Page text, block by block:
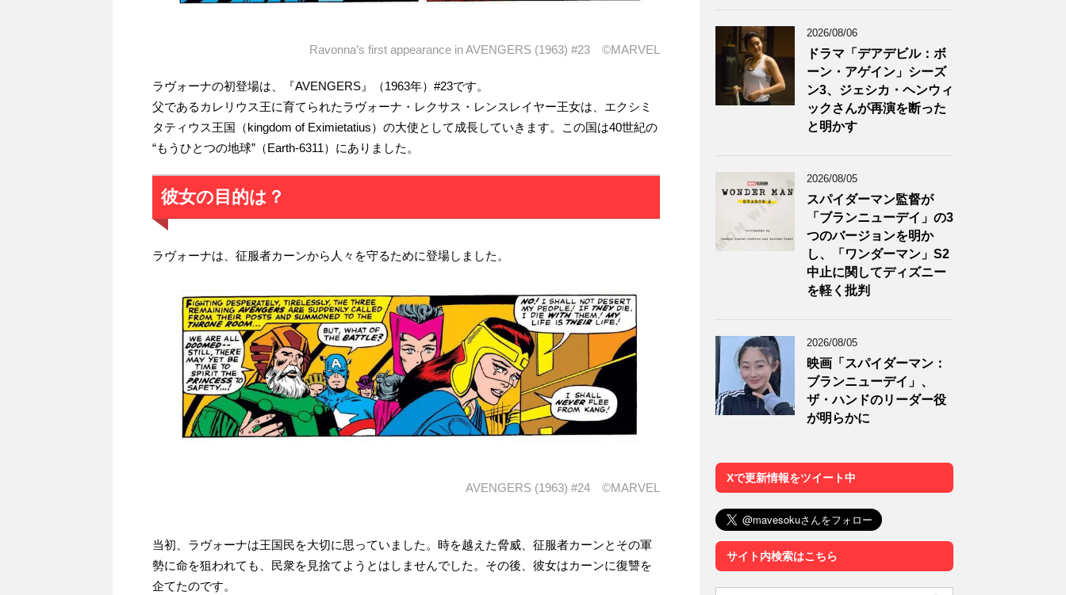
Ravonna’s first appearance in AVENGERS (1963) #23 ©MARVEL
ラヴォーナの初登場は、『AVENGERS』（1963年）#23です。
父であるカレリウス王に育てられたラヴォーナ・レクサス・レンスレイヤー王女は、エクシミ
タティウス王国（kingdom of Eximietatius）の大使として成長していきます。この国は40世紀の
“もうひとつの地球”（Earth-6311）にありました。
彼女の目的は？
ラヴォーナは、征服者カーンから人々を守るために登場しました。
AVENGERS (1963) #24 ©MARVEL
当初、ラヴォーナは王国民を大切に思っていました。時を越えた脅威、征服者カーンとその軍
勢に命を狙われても、民衆を見捨てようとはしませんでした。その後、彼女はカーンに復讐を
企てたのです。
2026/08/06
ドラマ「デアデビル：ボ
ーン・アゲイン」シーズ
ン3、ジェシカ・ヘンウィ
ックさんが再演を断った
と明かす
2026/08/05
スパイダーマン監督が
「ブランニューデイ」の3
つのバージョンを明か
し、「ワンダーマン」S2
中止に関してディズニー
を軽く批判
2026/08/05
映画「スパイダーマン：
ブランニューデイ」、
ザ・ハンドのリーダー役
が明らかに
Xで更新情報をツイート中
サイト内検索はこちら